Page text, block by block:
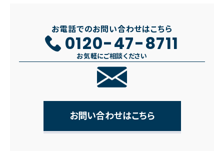
お電話でのお問い合わせはこちら
0120-47-8711
お気軽にご相談ください
お問い合わせはこちら